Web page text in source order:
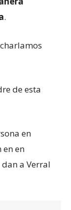
.
de esta
en
en en
a Verral